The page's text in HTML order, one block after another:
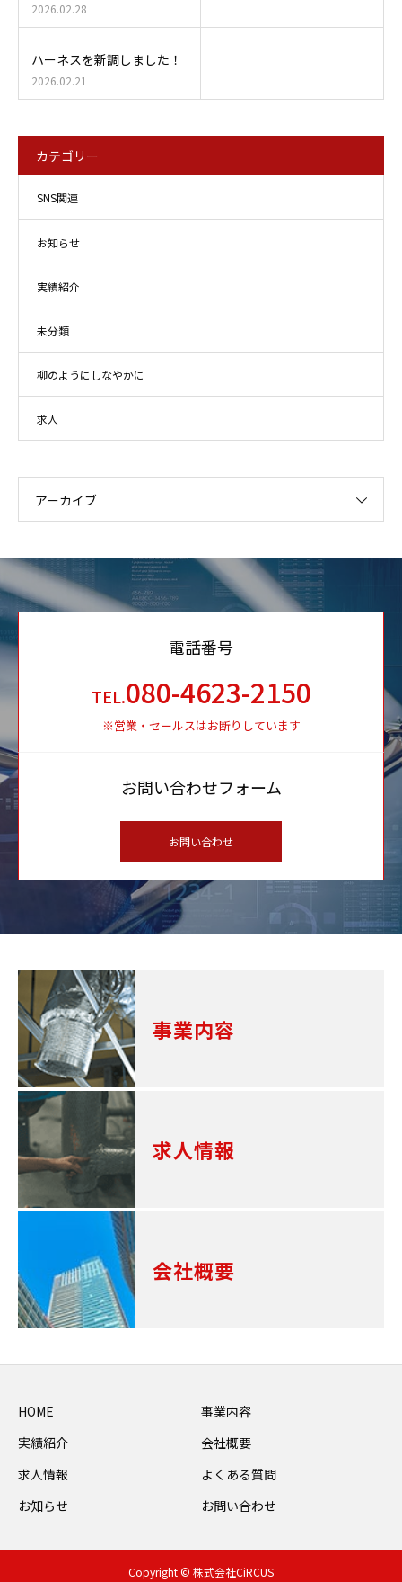
2026.02.28
ハーネスを新調しました！
2026.02.21
カテゴリー
SNS関連
お知らせ
実績紹介
未分類
柳のようにしなやかに
求人
アーカイブ
電話番号
TEL.080-4623-2150
※営業・セールスはお断りしています
お問い合わせフォーム
お問い合わせ
事業内容
求人情報
会社概要
HOME
事業内容
実績紹介
会社概要
求人情報
よくある質問
お知らせ
お問い合わせ
Copyright © 株式会社CiRCUS